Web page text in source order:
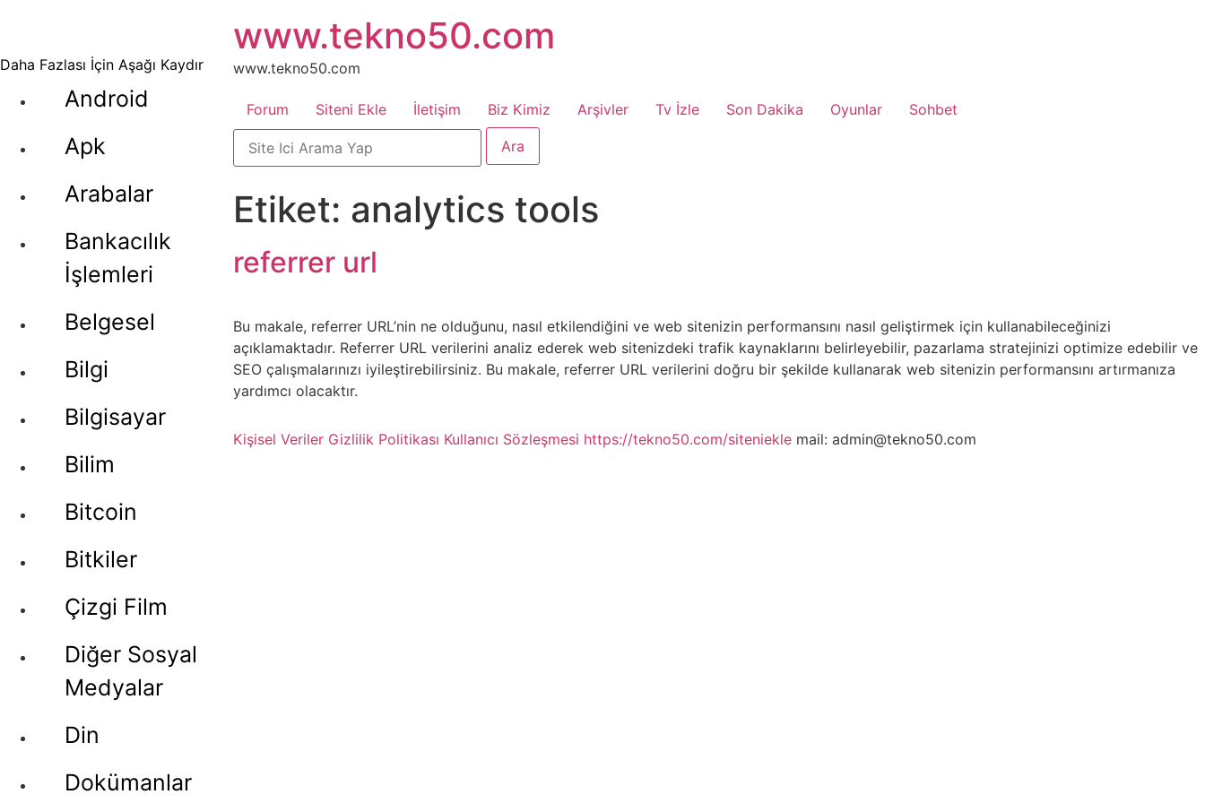
Daha Fazlası İçin Aşağı Kaydır
Android
Apk
Arabalar
Bankacılık
İşlemleri
Belgesel
Bilgi
Bilgisayar
Bilim
Bitcoin
Bitkiler
Çizgi Film
Diğer Sosyal
Medyalar
Din
Dokümanlar
atla
www.tekno50.com
www.tekno50.com
Forum Siteni Ekle İletişim Biz Kimiz Arşivler Tv İzle Son Dakika Oyunlar Sohbet
Etiket: analytics tools
referrer url
Bu makale, referrer URL’nin ne olduğunu, nasıl etkilendiğini ve web sitenizin performansını nasıl geliştirmek için kullanabileceğinizi
açıklamaktadır. Referrer URL verilerini analiz ederek web sitenizdeki trafik kaynaklarını belirleyebilir, pazarlama stratejinizi optimize edebilir ve
SEO çalışmalarınızı iyileştirebilirsiniz. Bu makale, referrer URL verilerini doğru bir şekilde kullanarak web sitenizin performansını artırmanıza
yardımcı olacaktır.
Kişisel Veriler Gizlilik Politikası Kullanıcı Sözleşmesi https://tekno50.com/siteniekle mail: admin@tekno50.com